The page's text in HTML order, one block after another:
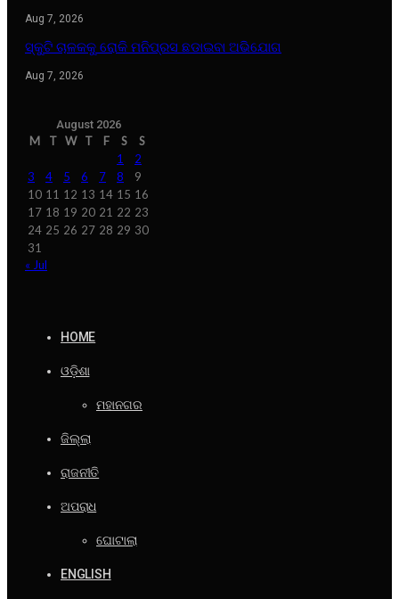
Aug 7, 2026
ସ୍କୁଟି ଚାଳକକୁ ରୋକି ମନିପ୍ରସ ଛଡାଇବା ଅଭିଯୋଗ
Aug 7, 2026
August 2026
M T W T F S
S
1
2
3
4 5 6 7 8
9
10 11 12 13 14 15 16
17 18 19 20 21 22 23
24 25 26 27 28 29 30
31
« Jul
HOME
ଓଡ଼ିଶା
ମହାନଗର
ଜିଲ୍ଲା
ରାଜନୀତି
ଅପରାଧ
ଘୋଟାଲା
ENGLISH